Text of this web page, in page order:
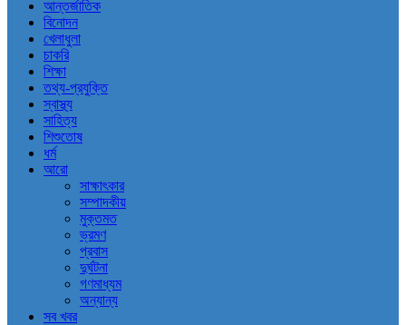
আন্তর্জাতিক
বিনোদন
খেলাধুলা
চাকরি
শিক্ষা
তথ্য-প্রযুক্তি
স্বাস্থ্য
সাহিত্য
শিশুতোষ
ধর্ম
আরো
সাক্ষাৎকার
সম্পাদকীয়
মুক্তমত
ভ্রমণ
প্রবাস
দুর্ঘটনা
গণমাধ্যম
অন্যান্য
সব খবর